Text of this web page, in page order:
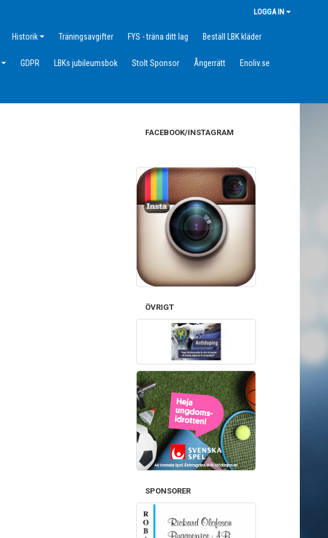
LOGGA IN
Historik Träningsavgifter FYS - träna ditt lag Beställ LBK kläder
GDPR LBKs jubileumsbok Stolt Sponsor Ångerrätt Enoliv.se
FACEBOOK/INSTAGRAM
ÖVRIGT
SPONSORER